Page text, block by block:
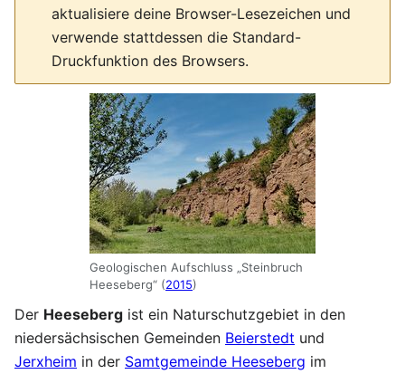
aktualisiere deine Browser-Lesezeichen und
verwende stattdessen die Standard-
Druckfunktion des Browsers.
Geologischen Aufschluss „Steinbruch
Heeseberg“ (2015)
Der Heeseberg ist ein Naturschutzgebiet in den
niedersächsischen Gemeinden Beierstedt und
Jerxheim in der Samtgemeinde Heeseberg im